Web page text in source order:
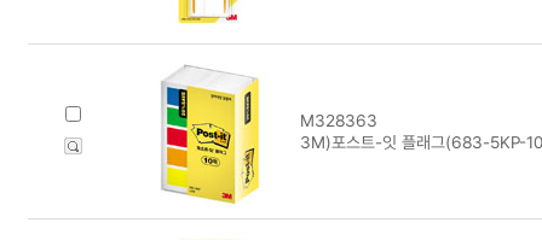
M328363
3M)포스트-잇 플래그(683-5KP-